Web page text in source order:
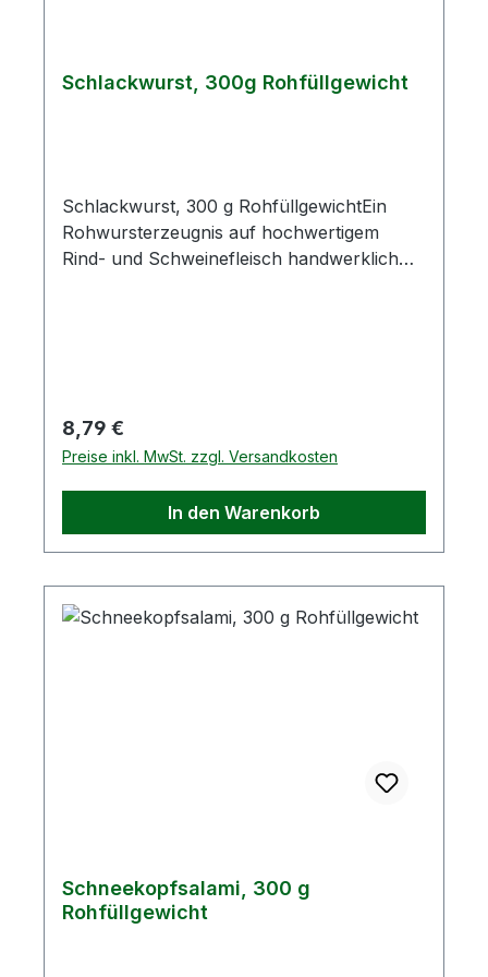
Schlackwurst, 300g Rohfüllgewicht
Schlackwurst, 300 g RohfüllgewichtEin
Rohwursterzeugnis auf hochwertigem
Rind- und Schweinefleisch handwerklich
RauchAllergene: Senf,
SellerieDurchschnittliche NährwerteAngabe
je 100 gBrennwert1637 kJBrennwert391
kcalFett36,46 g- davon gesättigte
Fettsäuren13,16 gKohlenhydrate0,59 g-
davon Zucker0,57 gEiweiß16,35 gSalz2,68
Regulärer Preis:
8,79 €
Preise inkl. MwSt. zzgl. Versandkosten
In den Warenkorb
Schneekopfsalami, 300 g
Rohfüllgewicht